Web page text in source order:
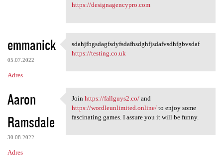
https://designagencypro.com
emmanick
05.07.2022
Adres
sdahjfbgsdagfsdyfsdafhsdghfjs
sdahjfbgsdagfsdyfsdafhsdghfjsdafvsdhfgbvsdaf
https://testing.co.uk
Aaron
Ramsdale
30.08.2022
Adres
Join https://fallguys2.co/
Join https://fallguys2.co/and
https://wordleunlimited.online/to enjoy some
fascinating games. I assure you it will be funny.